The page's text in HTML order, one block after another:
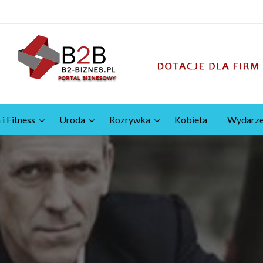
Fitness Uroda Rozrywka Kobieta